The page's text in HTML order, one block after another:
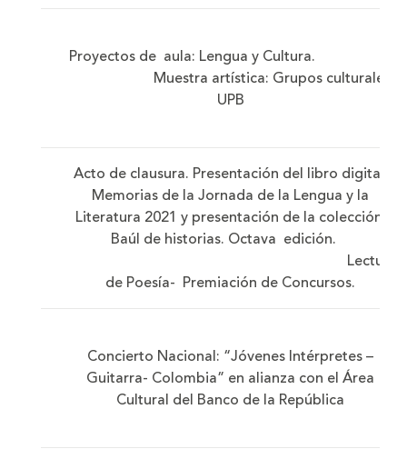
Proyectos de aula: Lengua y Cultura.
Muestra artística: Grupos culturales
UPB
Acto de clausura. Presentación del libro digital:
Memorias de la Jornada de la Lengua y la
Literatura 2021 y presentación de la colección:
Baúl de historias. Octava edición.
Lectura
de Poesía- Premiación de Concursos.
Concierto Nacional: “Jóvenes Intérpretes –
Guitarra- Colombia” en alianza con el Área
Cultural del Banco de la República